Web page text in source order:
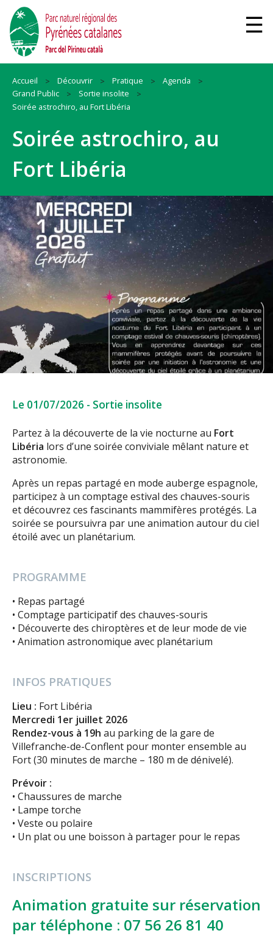
Accueil Découvrir Pratique
Agenda
Grand Public
Sortie insolite
Soirée astrochiro, au Fort Libéria
Soirée astrochiro, au
Fort Libéria
Le 01/07/2026 - Sortie insolite
Partez à la découverte de la vie nocturne au Fort
Libéria lors d’une soirée conviviale mêlant nature et
astronomie.
Après un repas partagé en mode auberge espagnole,
participez à un comptage estival des chauves-souris
et découvrez ces fascinants mammifères protégés. La
soirée se poursuivra par une animation autour du ciel
étoilé avec un planétarium.
PROGRAMME
• Repas partagé
• Comptage participatif des chauves-souris
• Découverte des chiroptères et de leur mode de vie
• Animation astronomique avec planétarium
INFOS PRATIQUES
Lieu : Fort Libéria
Mercredi 1er juillet 2026
Rendez-vous à 19h au parking de la gare de
Villefranche-de-Conflent pour monter ensemble au
Fort (30 minutes de marche – 180 m de dénivelé).
Prévoir :
• Chaussures de marche
• Lampe torche
• Veste ou polaire
• Un plat ou une boisson à partager pour le repas
INSCRIPTIONS
Animation gratuite sur réservation
par téléphone : 07 56 26 81 40